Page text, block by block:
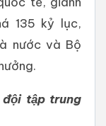
135 kỷ lục,
nước và Bộ
tập trung